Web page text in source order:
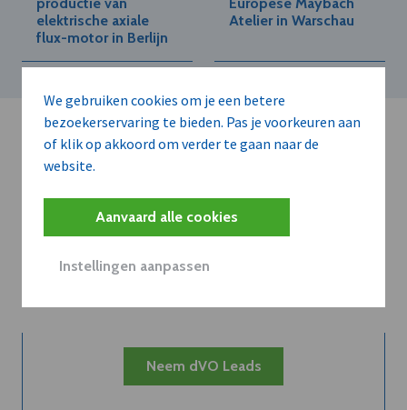
We gebruiken cookies om je een betere
bezoekerservaring te bieden. Pas je voorkeuren aan
of klik op akkoord om verder te gaan naar de
website.
Aanvaard alle cookies
Instellingen aanpassen
elektrische axiale
flux-motor in Berlijn
Atelier in Warschau
Kort de voordelen
van een
Neem dVO Leads